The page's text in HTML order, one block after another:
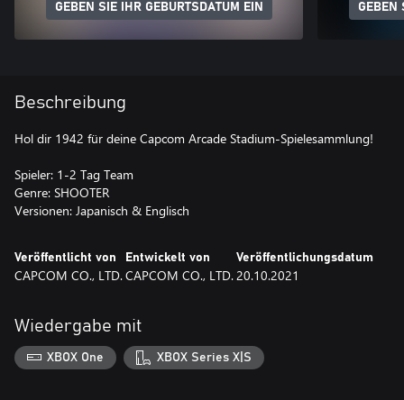
GEBEN SIE IHR GEBURTSDATUM EIN GEBEN
Beschreibung
Hol dir 1942 für deine Capcom Arcade Stadium-Spielesammlung!
Spieler: 1-2 Tag Team
Genre: SHOOTER
Versionen: Japanisch & Englisch
Veröffentlicht von
CAPCOM CO., LTD.
Entwickelt von
CAPCOM CO., LTD.
Veröffentlichungsdatum
20.10.2021
Wiedergabe mit
XBOX One XBOX Series X|S